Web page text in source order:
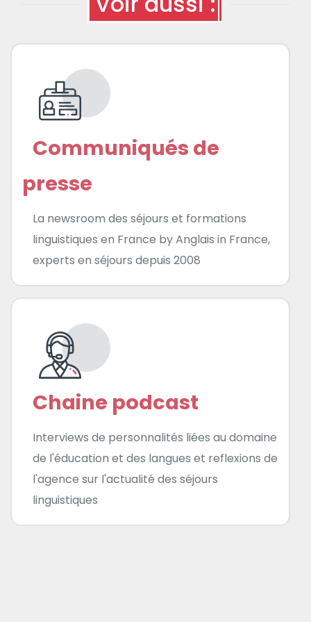
Communiqués de
presse
La newsroom des séjours et formations
linguistiques en France by Anglais in France,
experts en séjours depuis 2008
Chaine podcast
Interviews de personnalités liées au domaine
de l'éducation et des langues et reflexions de
l'agence sur l'actualité des séjours
linguistiques